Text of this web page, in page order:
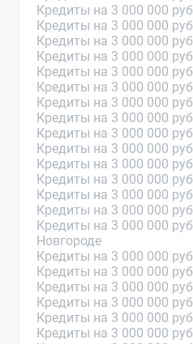
Кредиты на 3 000 000
Кредиты на 3 000 000
Кредиты на 3 000 000
Кредиты на 3 000 000
Кредиты на 3 000 000
Кредиты на 3 000 000
Кредиты на 3 000 000
Кредиты на 3 000 000
Кредиты на 3 000 000
Кредиты на 3 000 000
Кредиты на 3 000 000
Кредиты на 3 000 000
Кредиты на 3 000 000
Кредиты на 3 000 000
Кредиты на 3 000 000
Новгороде
Кредиты на 3 000 000
Кредиты на 3 000 000
Кредиты на 3 000 000
Кредиты на 3 000 000
Кредиты на 3 000 000
Кредиты на 3 000 000